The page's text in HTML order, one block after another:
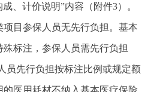
、计价说明”内容（附件3）。
目参保人员无先行负担。基本
标注，参保人员需先行负担
员先行负担按标注比例或规定额
医用耗材不纳入基本医疗保险